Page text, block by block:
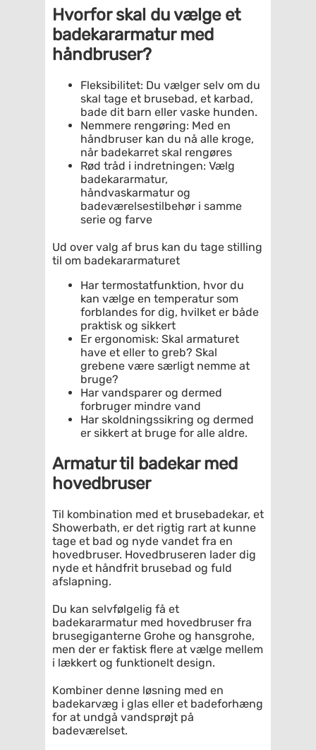
Hvorfor skal du vælge et
badekararmatur med
håndbruser?
Fleksibilitet: Du vælger selv om du
skal tage et brusebad, et karbad,
bade dit barn eller vaske hunden.
Nemmere rengøring: Med en
håndbruser kan du nå alle kroge,
når badekarret skal rengøres
Rød tråd i indretningen: Vælg
badekararmatur,
håndvaskarmatur og
badeværelsestilbehør i samme
serie og farve
Ud over valg af brus kan du tage stilling
til om badekararmaturet
Har termostatfunktion, hvor du
kan vælge en temperatur som
forblandes for dig, hvilket er både
praktisk og sikkert
Er ergonomisk: Skal armaturet
have et eller to greb? Skal
grebene være særligt nemme at
bruge?
Har vandsparer og dermed
forbruger mindre vand
Har skoldningssikring og dermed
er sikkert at bruge for alle aldre.
Armatur til badekar med
hovedbruser
Til kombination med et brusebadekar, et
Showerbath, er det rigtig rart at kunne
tage et bad og nyde vandet fra en
hovedbruser. Hovedbruseren lader dig
nyde et håndfrit brusebad og fuld
afslapning.
Du kan selvfølgelig få et
badekararmatur med hovedbruser fra
brusegiganterne Grohe og hansgrohe,
men der er faktisk flere at vælge mellem
i lækkert og funktionelt design.
Kombiner denne løsning med en
badekarvæg i glas eller et badeforhæng
for at undgå vandsprøjt på
badeværelset.